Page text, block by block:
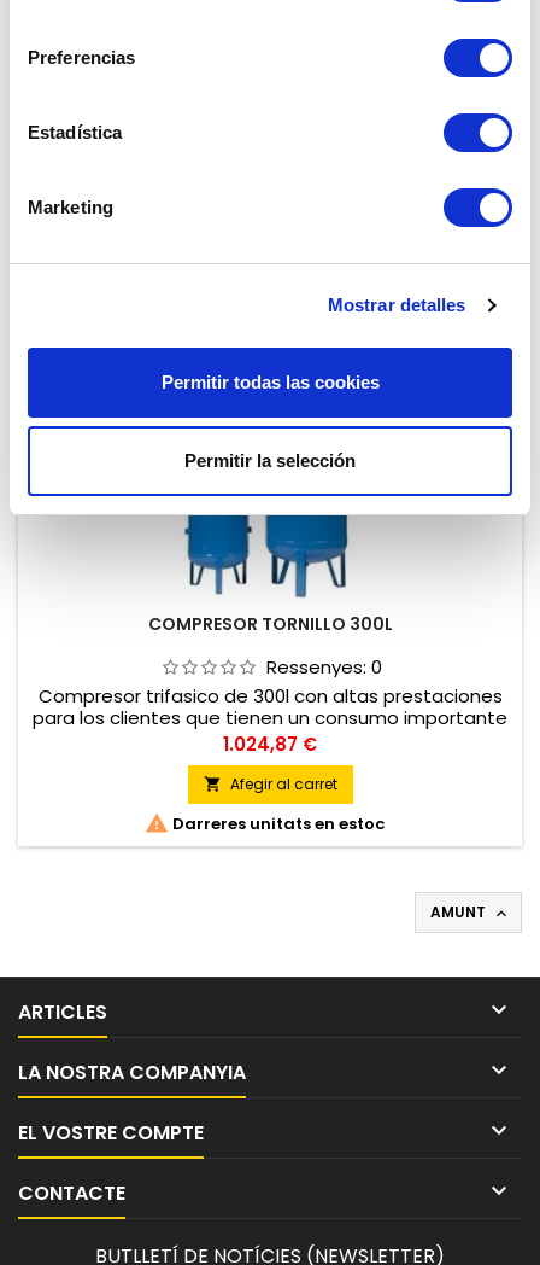
Preferencias
Estadística
Marketing
Mostrar detalles
Permitir todas las cookies
Permitir la selección
para los clientes que tienen un consumo importante
COMPRESOR TORNILLO 300L
Ressenyes: 0
Compresor trifasico de 300l con altas prestaciones
para los clientes que tienen un consumo importante
y constante de aire.
Preu
1.024,87 €
 Afegir al carret
 Darreres unitats en estoc
AMUNT 
ARTICLES 
LA NOSTRA COMPANYIA 
EL VOSTRE COMPTE 
CONTACTE 
BUTLLETÍ DE NOTÍCIES (NEWSLETTER)